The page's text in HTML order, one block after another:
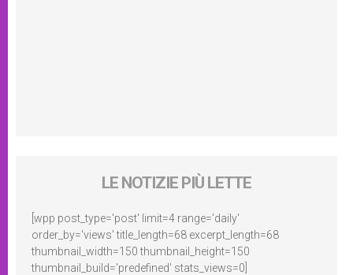
LE NOTIZIE PIÙ LETTE
[wpp post_type='post' limit=4 range='daily'
order_by='views' title_length=68 excerpt_length=68
thumbnail_width=150 thumbnail_height=150
thumbnail_build='predefined' stats_views=0]